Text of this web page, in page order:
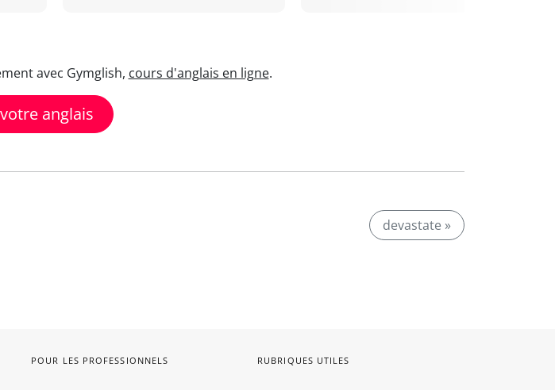
avec Gymglish, cours d'anglais en ligne.
anglais
devastate »
POUR LES PROFESSIONNELS RUBRIQUES UTILES